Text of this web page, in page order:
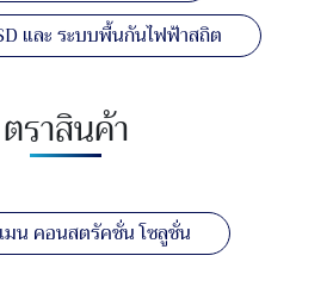
และ ระบบพื้นกันไฟฟ้าสถิต
ตราสินค้า
น คอนสตรัคชั่น โซลูชั่น